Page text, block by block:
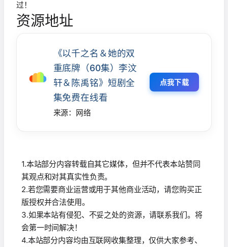
过！
资源地址
《以千之名＆她的双
重底牌（60集）李汶
轩＆陈禹铭》短剧全
集免费在线看
来源：网络
点我下载
1.本站部分内容转载自其它媒体，但并不代表本站赞同
其观点和对其真实性负责。
2.若您需要商业运营或用于其他商业活动，请您购买正
版授权并合法使用。
3.如果本站有侵犯、不妥之处的资源，请联系我们。将
会第一时间解决！
4.本站部分内容均由互联网收集整理，仅供大家参考、